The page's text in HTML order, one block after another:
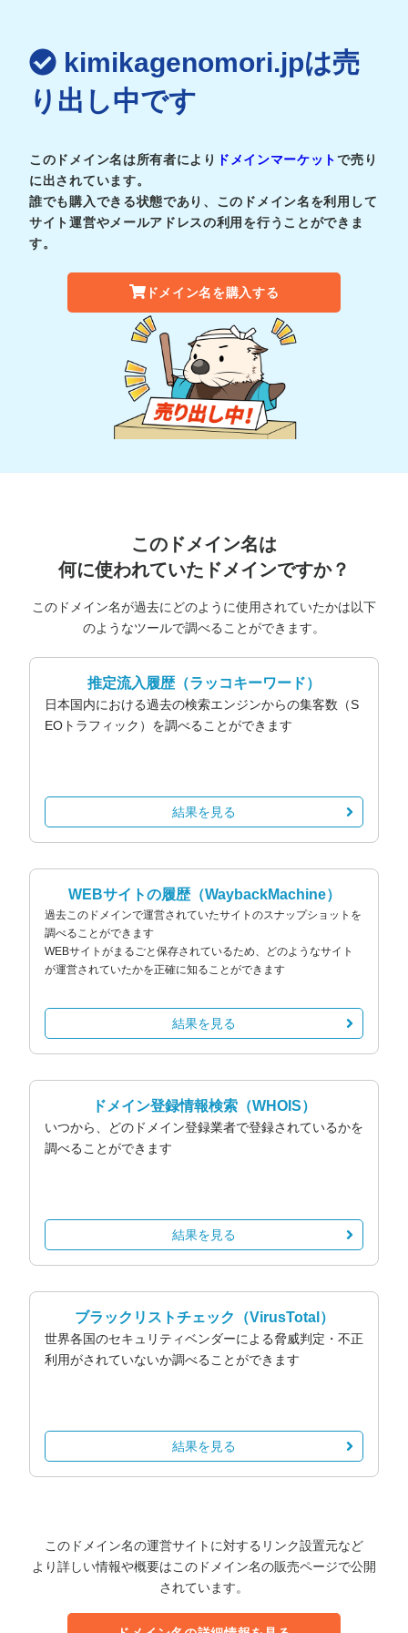
kimikagenomori.jpは売
り出し中です
このドメイン名は所有者により ドメインマーケットで売り
に出されています。
誰でも購入できる状態であり、このドメイン名を利用して
サイト運営やメールアドレスの利用を行うことができま
す。
ドメイン名を購入する
このドメイン名は
何に使われていたドメインですか？
このドメイン名が過去にどのように使用されていたかは以下
のようなツールで調べることができます。
推定流入履歴（ラッコキーワード）
日本国内における過去の検索エンジンからの集客数（S
EOトラフィック）を調べることができます
結果を見る
WEBサイトの履歴（WaybackMachine）
過去このドメインで運営されていたサイトのスナップショットを
調べることができます
WEBサイトがまるごと保存されているため、どのようなサイト
が運営されていたかを正確に知ることができます
結果を見る
ドメイン登録情報検索 （WHOIS）
いつから、どのドメイン登録業者で登録されているかを
調べることができます
結果を見る
ブラックリストチェック （VirusTotal）
世界各国のセキュリティベンダーによる脅威判定・不正
利用がされていないか調べることができます
結果を見る
このドメイン名の運営サイトに対するリンク設置元など
より詳しい情報や概要はこのドメイン名の販売ページで公開
されています。